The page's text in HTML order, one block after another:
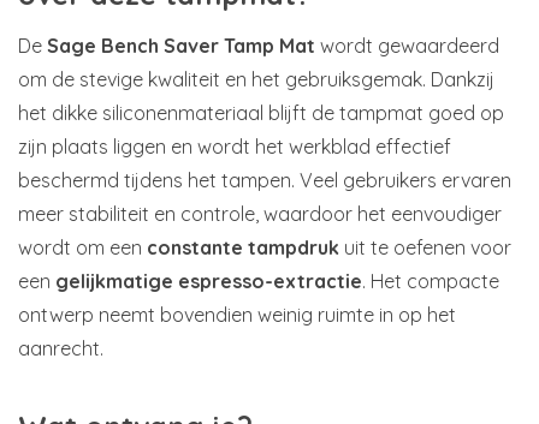
De Sage Bench Saver Tamp Mat wordt gewaardeerd
om de stevige kwaliteit en het gebruiksgemak. Dankzij
het dikke siliconenmateriaal blijft de tampmat goed op
zijn plaats liggen en wordt het werkblad effectief
beschermd tijdens het tampen. Veel gebruikers ervaren
meer stabiliteit en controle, waardoor het eenvoudiger
wordt om een constante tampdruk uit te oefenen voor
een gelijkmatige espresso-extractie. Het compacte
ontwerp neemt bovendien weinig ruimte in op het
aanrecht.